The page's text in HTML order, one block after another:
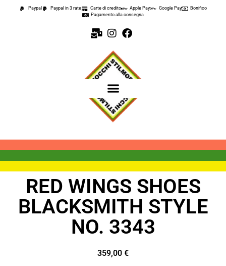
Paypal Paypal in 3 rate Carte di credito Apple Pay Google Pay
Bonifico
Pagamento alla consegna
RED WINGS SHOES
BLACKSMITH STYLE
NO. 3343
359,00 €